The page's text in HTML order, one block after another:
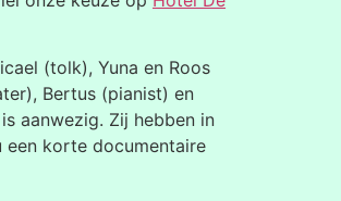
(tolk), Yuna en Roos
Bertus (pianist) en
aanwezig. Zij hebben in
een korte documentaire